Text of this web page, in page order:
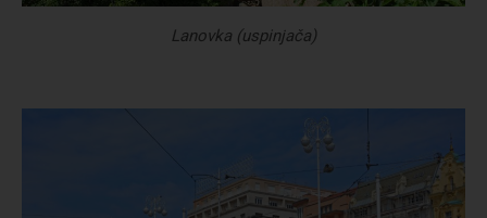
Lanovka (uspinjača)